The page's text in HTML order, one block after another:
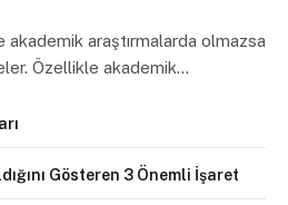
araştırmalarda olmazsa
Özellikle akademik…
Gösteren 3 Önemli İşaret